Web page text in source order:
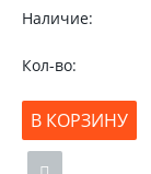
Наличие:
Кол-во:
В КОРЗИНУ